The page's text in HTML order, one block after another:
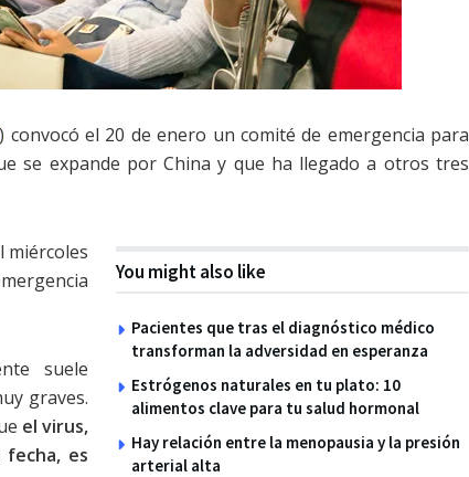
) convocó el 20 de enero un comité de emergencia para
se expande por China y que ha llegado a otros tres
You might also like
Pacientes que tras el diagnóstico médico
transforman la adversidad en esperanza
Estrógenos naturales en tu plato: 10
alimentos clave para tu salud hormonal
Hay relación entre la menopausia y la presión
arterial alta
miércoles
suele
graves.
el virus,
es